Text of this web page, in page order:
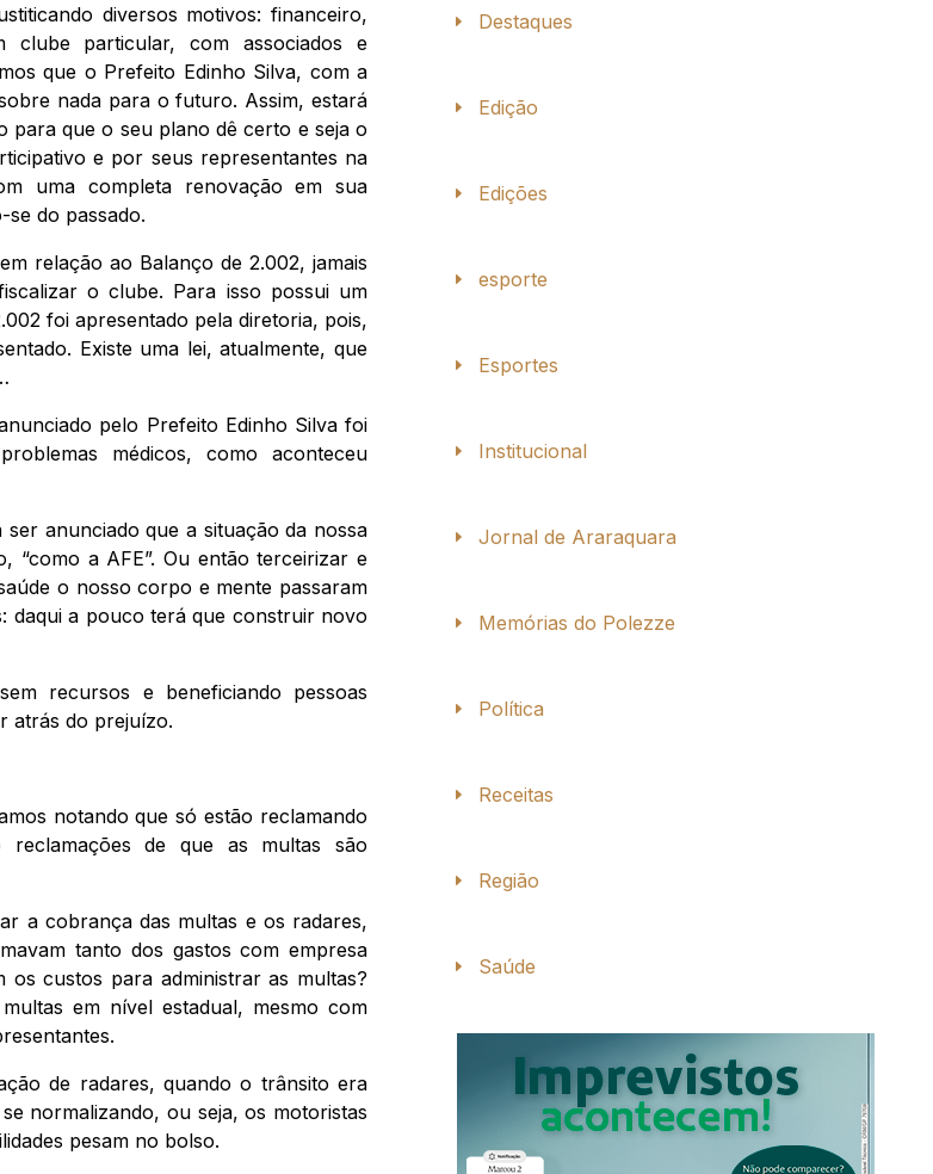
diversos motivos: financeiro,
clube particular, com associados e
que o Prefeito Edinho Silva, com a
nada para o futuro. Assim, estará
para que o seu plano dê certo e seja o
e por seus representantes na
uma completa renovação em sua
se do passado.
relação ao Balanço de 2.002, jamais
o clube. Para isso possui um
foi apresentado pela diretoria, pois,
Existe uma lei, atualmente, que
pelo Prefeito Edinho Silva foi
médicos, como aconteceu
anunciado que a situação da nossa
“como a AFE”. Ou então terceirizar e
o nosso corpo e mente passaram
daqui a pouco terá que construir novo
recursos e beneficiando pessoas
atrás do prejuízo.
notando que só estão reclamando
de que as multas são
a cobrança das multas e os radares,
tanto dos gastos com empresa
os custos para administrar as multas?
em nível estadual, mesmo com
de radares, quando o trânsito era
normalizando, ou seja, os motoristas
pesam no bolso.
Destaques
Edição
Edições
esporte
Esportes
Institucional
Jornal de Araraquara
Memórias do Polezze
Política
Receitas
Região
Saúde